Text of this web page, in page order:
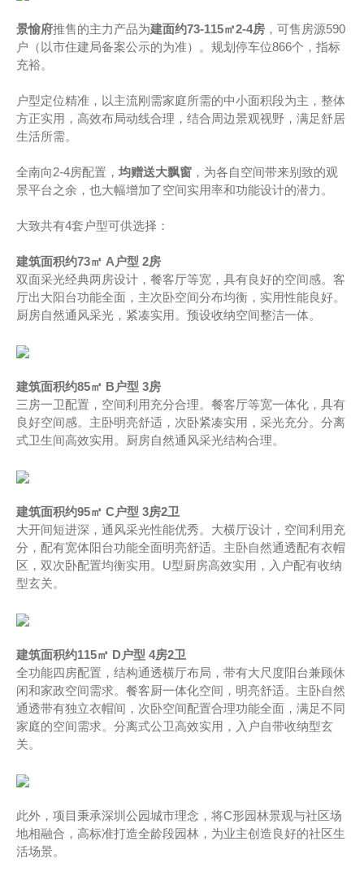
景愉府推售的主力产品为建面约73-115㎡2-4房 ，可售房源590
户（以市住建局备案公示的为准）。规划停车位866个，指标
充裕。
户型定位精准，以主流刚需家庭所需的中小面积段为主，整体
方正实用，高效布局动线合理，结合周边景观视野，满足舒居
生活所需。
全南向2-4房配置， 均赠送大飘窗 ，为各自空间带来别致的观
景平台之余，也大幅增加了空间实用率和功能设计的潜力。
大致共有4套户型可供选择：
建筑面积约73㎡ A户型 2房
双面采光经典两房设计，餐客厅等宽，具有良好的空间感。客
厅出大阳台功能全面，主次卧空间分布均衡，实用性能良好。
厨房自然通风采光，紧凑实用。预设收纳空间整洁一体。
建筑面积约85㎡ B户型 3房
三房一卫配置，空间利用充分合理。餐客厅等宽一体化，具有
良好空间感。主卧明亮舒适，次卧紧凑实用，采光充分。分离
式卫生间高效实用。厨房自然通风采光结构合理。
建筑面积约95㎡ C户型 3房2卫
大开间短进深，通风采光性能优秀。大横厅设计，空间利用充
分，配有宽体阳台功能全面明亮舒适。主卧自然通透配有衣帽
区，双次卧配置均衡实用。U型厨房高效实用，入户配有收纳
型玄关。
建筑面积约115㎡ D户型 4房2卫
全功能四房配置，结构通透横厅布局，带有大尺度阳台兼顾休
闲和家政空间需求。餐客厨一体化空间，明亮舒适。主卧自然
通透带有独立衣帽间，次卧空间配置合理功能全面，满足不同
家庭的空间需求。分离式公卫高效实用，入户自带收纳型玄
关。
此外，项目秉承深圳公园城市理念，将C形园林景观与社区场
地相融合，高标准打造全龄段园林，为业主创造良好的社区生
活场景。